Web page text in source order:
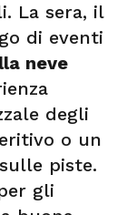
La sera, il
di eventi
neve
degli
o un
piste.
gli